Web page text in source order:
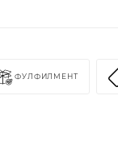
ФУЛФИЛМЕНТ